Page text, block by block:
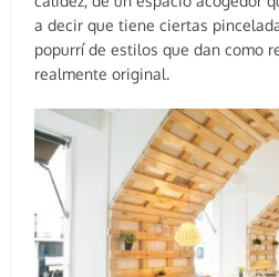
a decir que tiene ciertas
popurrí de estilos que dan como
realmente original.